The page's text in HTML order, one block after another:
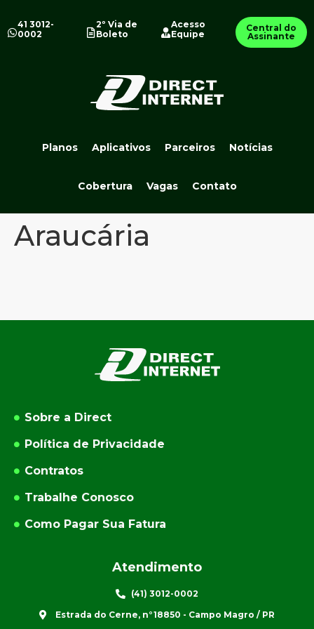
41 3012-
0002
2º Via de
Boleto
Acesso
Equipe
Central do
Assinante
Planos Aplicativos Parceiros Notícias
Cobertura Vagas Contato
Araucária
Sobre a Direct
Política de Privacidade
Contratos
Trabalhe Conosco
Como Pagar Sua Fatura
Atendimento
(41) 3012-0002
Estrada do Cerne, n°18850 - Campo Magro / PR